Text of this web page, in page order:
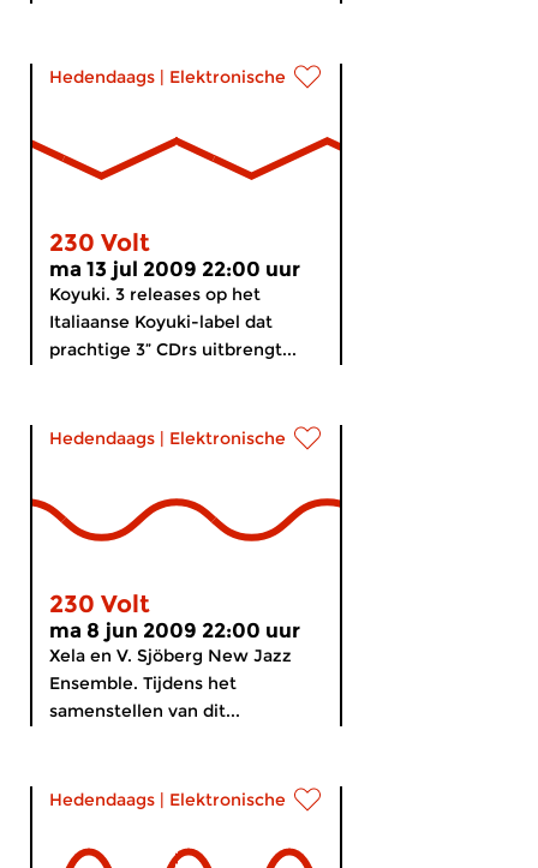
Hedendaags | Elektronische muziek
230 Volt
ma 13 jul 2009 22:00 uur
Koyuki. 3 releases op het
Italiaanse Koyuki-label dat
prachtige 3” CDrs uitbrengt...
Hedendaags | Elektronische muziek
230 Volt
ma 8 jun 2009 22:00 uur
Xela en V. Sjöberg New Jazz
Ensemble. Tijdens het
samenstellen van dit...
Hedendaags | Elektronische muziek